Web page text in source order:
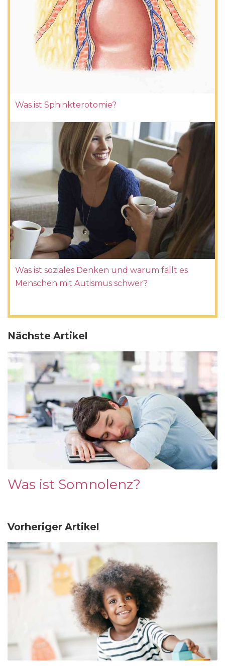
Was ist Sphinkterotomie?
Was ist soziales Denken und warum fällt es
Menschen mit Autismus schwer?
Nächste Artikel
Was ist Somnolenz?
Vorheriger Artikel